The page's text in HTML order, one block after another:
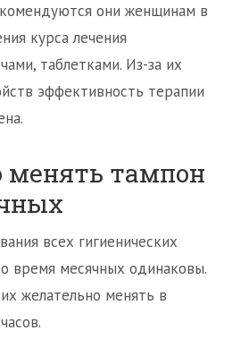
они женщинам в
курса лечения
таблетками. Из-за их
эффективность терапии
менять тампон
всех гигиенических
время месячных одинаковы.
желательно менять в